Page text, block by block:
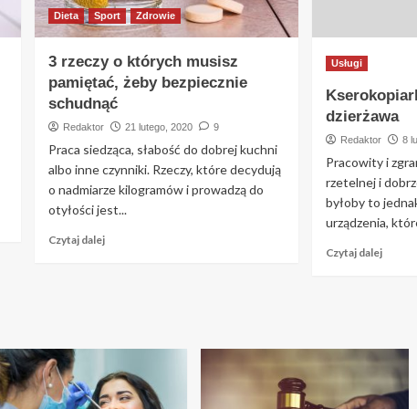
Dieta Sport Zdrowie
3 rzeczy o których musisz
pamiętać, żeby bezpiecznie
schudnąć
Redaktor 21 lutego, 2020 9
Praca siedząca, słabość do dobrej kuchni
albo inne czynniki. Rzeczy, które decydują
o nadmiarze kilogramów i prowadzą do
otyłości jest...
Czytaj dalej
Usługi
dzierżawa
Redaktor 8
Pracowity i
rzetelnej i
byłoby to
urządzenia,
Czytaj dalej